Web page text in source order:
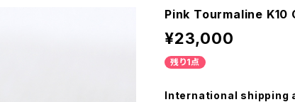
Pink Tourmaline K10
¥23,000
残り1点
International shipping